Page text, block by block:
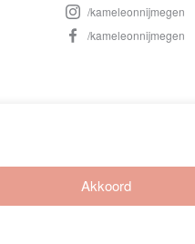
/kameleonnijmegen
/kameleonnijmegen